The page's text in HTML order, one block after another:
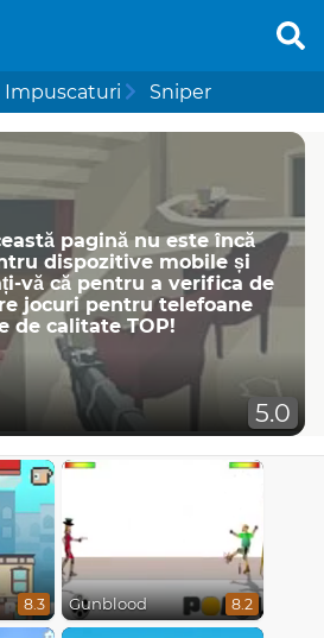
Impuscaturi Sniper
pagină nu este încă
dispozitive mobile și
vă că pentru a verifica de
jocuri pentru telefoane
de calitate TOP!
5.0
8.3 Gunblood 8.2